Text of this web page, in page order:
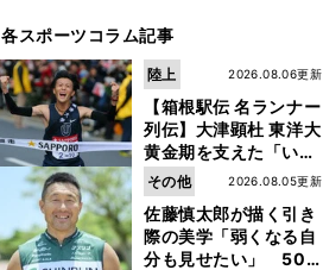
各スポーツコラム記事
【箱根駅伝 名ランナー
列伝】大津顕杜 東洋大
黄金期を支えた「いぶ
し銀」の存在 最後は同
期の設楽兄弟も受賞で
きなかった金栗杯に輝
く
2026.08.06更新
陸上
佐藤慎太郎が描く引き
際の美学「弱くなる自
分も見せたい」 50
2026.08.05更新
その他